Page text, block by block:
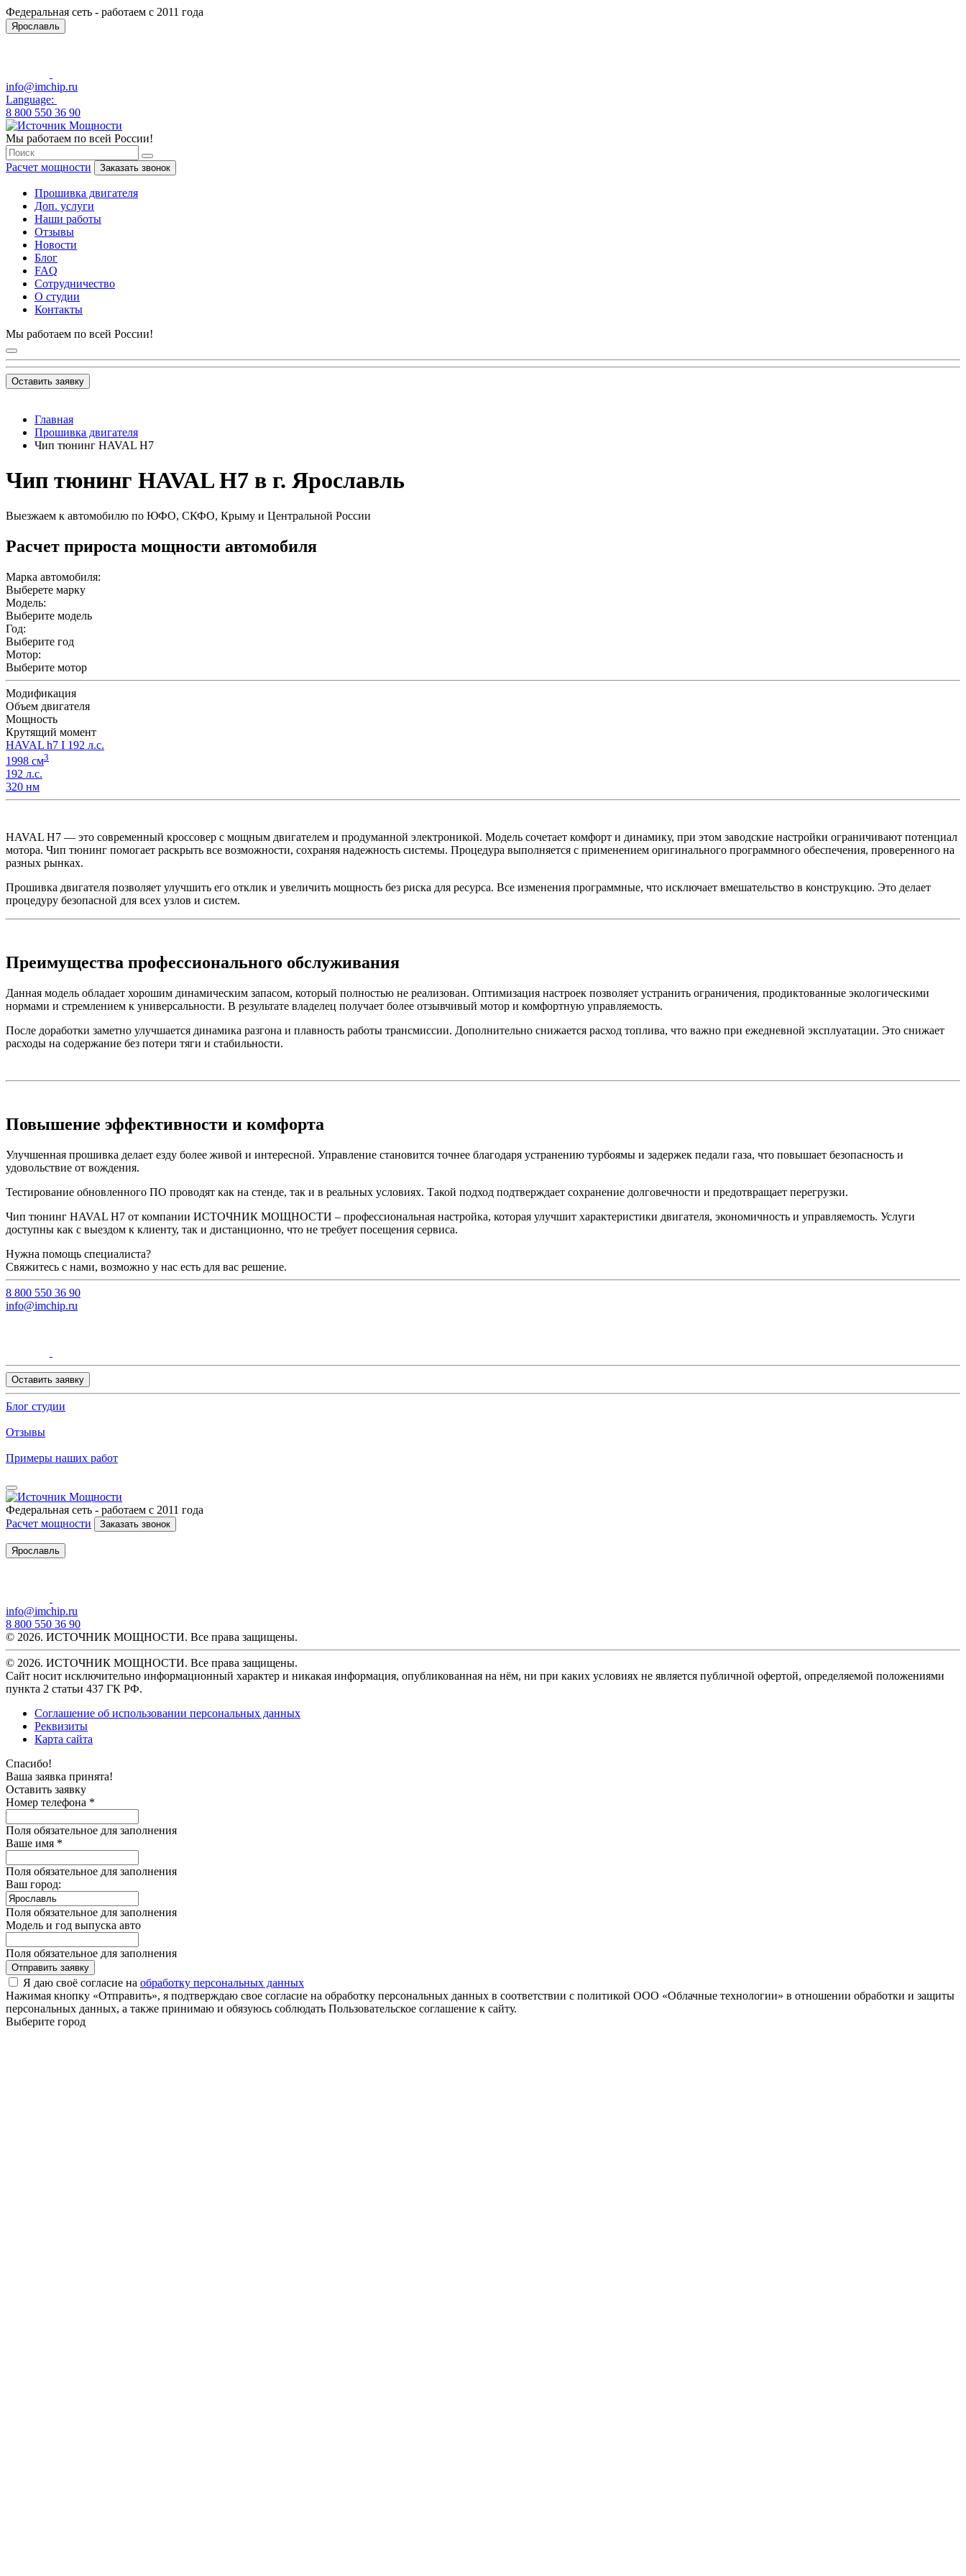
Федеральная сеть - работаем с 2011 года
Ярославль
info@imchip.ru
Language:
8 800 550 36 90
Мы работаем по всей России!
Расчет мощности Заказать звонок
Прошивка двигателя
Доп. услуги
Наши работы
Отзывы
Новости
Блог
FAQ
Сотрудничество
О студии
Контакты
Мы работаем по всей России!
Оставить заявку
Главная
Прошивка двигателя
Чип тюнинг HAVAL H7
Чип тюнинг HAVAL H7 в г. Ярославль
Выезжаем к автомобилю по ЮФО, СКФО, Крыму и Центральной России
Расчет прироста мощности автомобиля
Марка автомобиля:
Выберете марку
Модель:
Выберите модель
Год:
Выберите год
Мотор:
Выберите мотор
Модификация
Объем двигателя
Мощность
Крутящий момент
HAVAL h7 I 192 л.с.
1998 см3
192 л.с.
320 нм
HAVAL H7 — это современный кроссовер с мощным двигателем и продуманной электроникой. Модель сочетает комфорт и динамику, при этом заводские настройки ограничивают потенциал
мотора. Чип тюнинг помогает раскрыть все возможности, сохраняя надежность системы. Процедура выполняется с применением оригинального программного обеспечения, проверенного на
разных рынках.
Прошивка двигателя позволяет улучшить его отклик и увеличить мощность без риска для ресурса. Все изменения программные, что исключает вмешательство в конструкцию. Это делает
процедуру безопасной для всех узлов и систем.
Преимущества профессионального обслуживания
Данная модель обладает хорошим динамическим запасом, который полностью не реализован. Оптимизация настроек позволяет устранить ограничения, продиктованные экологическими
нормами и стремлением к универсальности. В результате владелец получает более отзывчивый мотор и комфортную управляемость.
После доработки заметно улучшается динамика разгона и плавность работы трансмиссии. Дополнительно снижается расход топлива, что важно при ежедневной эксплуатации. Это снижает
расходы на содержание без потери тяги и стабильности.
Повышение эффективности и комфорта
Улучшенная прошивка делает езду более живой и интересной. Управление становится точнее благодаря устранению турбоямы и задержек педали газа, что повышает безопасность и
удовольствие от вождения.
Тестирование обновленного ПО проводят как на стенде, так и в реальных условиях. Такой подход подтверждает сохранение долговечности и предотвращает перегрузки.
Чип тюнинг HAVAL H7 от компании ИСТОЧНИК МОЩНОСТИ – профессиональная настройка, которая улучшит характеристики двигателя, экономичность и управляемость. Услуги
доступны как с выездом к клиенту, так и дистанционно, что не требует посещения сервиса.
Нужна помощь специалиста?
Свяжитесь с нами, возможно у нас есть для вас решение.
8 800 550 36 90
info@imchip.ru
Оставить заявку
Блог студии
Отзывы
Примеры наших работ
Федеральная сеть - работаем с 2011 года
Расчет мощности
Заказать звонок
Ярославль
info@imchip.ru
8 800 550 36 90
© 2026. ИСТОЧНИК МОЩНОСТИ. Все права защищены.
© 2026. ИСТОЧНИК МОЩНОСТИ. Все права защищены.
Сайт носит исключительно информационный характер и никакая информация, опубликованная на нём, ни при каких условиях не является публичной офертой, определяемой положениями
пункта 2 статьи 437 ГК РФ.
Соглашение об использовании персональных данных
Реквизиты
Карта сайта
Спасибо!
Ваша заявка принята!
Оставить заявку
Номер телефона *
Поля обязательное для заполнения
Ваше имя *
Поля обязательное для заполнения
Ваш город:
Поля обязательное для заполнения
Модель и год выпуска авто
Поля обязательное для заполнения
Отправить заявку
Я даю своё согласие на обработку персональных данных
Нажимая кнопку «Отправить», я подтверждаю свое согласие на обработку персональных данных в соответствии с политикой ООО «Облачные технологии» в отношении обработки и защиты
персональных данных, а также принимаю и обязуюсь соблюдать Пользовательское соглашение к сайту.
Выберите город